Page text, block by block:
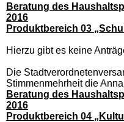
Beratung des
2016
Produktbereich 03
Hierzu gibt es keine
Die
Stimmenmehrheit die
Beratung des
2016
Produktbereich 04